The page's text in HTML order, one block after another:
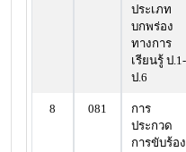
ประเภท
บกพร่อง
ทางการ
เรียนรู้ ป.1-
ป.6
8 081
การ
ประกวด
การขับร้อง